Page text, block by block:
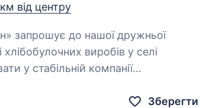
від центру
виробів у селі
у стабільній компанії
Зберегти